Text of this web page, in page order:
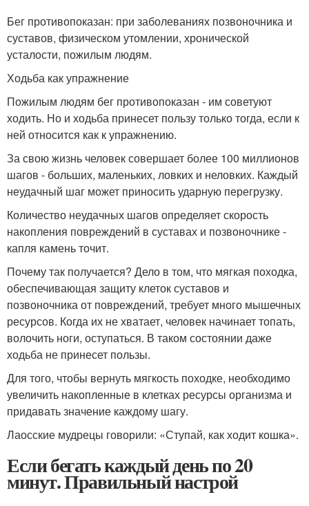
Бег противопоказан: при заболеваниях позвоночника и
суставов, физическом утомлении, хронической
усталости, пожилым людям.
Ходьба как упражнение
Пожилым людям бег противопоказан - им советуют
ходить. Но и ходьба принесет пользу только тогда, если к
ней относится как к упражнению.
За свою жизнь человек совершает более 100 миллионов
шагов - больших, маленьких, ловких и неловких. Каждый
неудачный шаг может приносить ударную перегрузку.
Количество неудачных шагов определяет скорость
накопления повреждений в суставах и позвоночнике -
капля камень точит.
Почему так получается? Дело в том, что мягкая походка,
обеспечивающая защиту клеток суставов и
позвоночника от повреждений, требует много мышечных
ресурсов. Когда их не хватает, человек начинает топать,
волочить ноги, оступаться. В таком состоянии даже
ходьба не принесет пользы.
Для того, чтобы вернуть мягкость походке, необходимо
увеличить накопленные в клетках ресурсы организма и
придавать значение каждому шагу.
Лаосские мудрецы говорили: «Ступай, как ходит кошка».
Если бегать каждый день по 20
минут. Правильный настрой